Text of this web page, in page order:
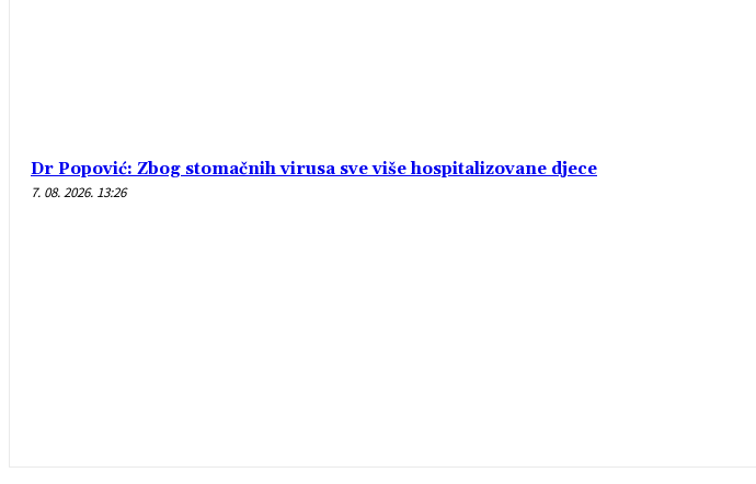
Dr Popović: Zbog stomačnih virusa sve više hospitalizovane djece
7. 08. 2026. 13:26